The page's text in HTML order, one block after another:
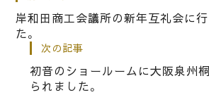
|
この葉っぱですがだ
びてきました。
岸和田商工会議所の新年互礼会に
た。
次の記事
初音のショールームに大阪泉州
られました。